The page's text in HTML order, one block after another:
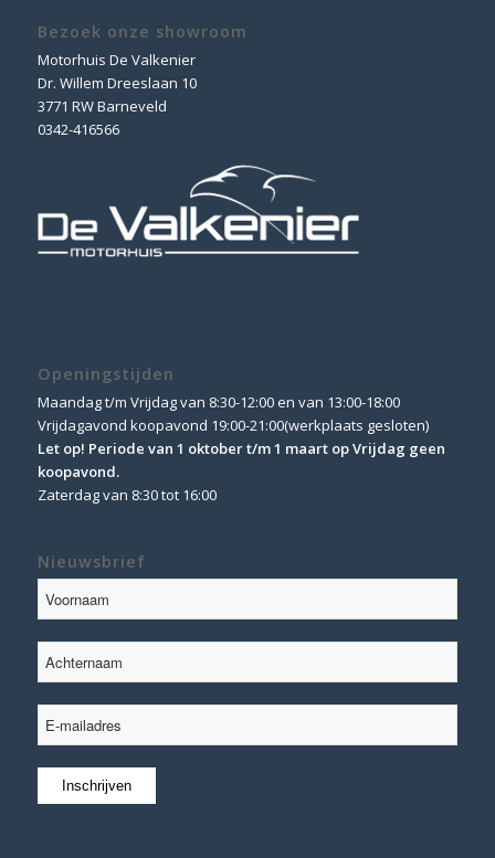
Bezoek onze showroom
Motorhuis De Valkenier
Dr. Willem Dreeslaan 10
3771 RW Barneveld
0342-416566
Openingstijden
Maandag t/m Vrijdag van 8:30-12:00 en van 13:00-18:00
Vrijdagavond koopavond 19:00-21:00(werkplaats gesloten)
Let op! Periode van 1 oktober t/m 1 maart op Vrijdag geen
koopavond.
Zaterdag van 8:30 tot 16:00
Nieuwsbrief